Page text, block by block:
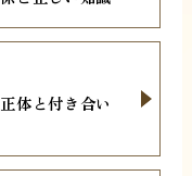
体と付き合い